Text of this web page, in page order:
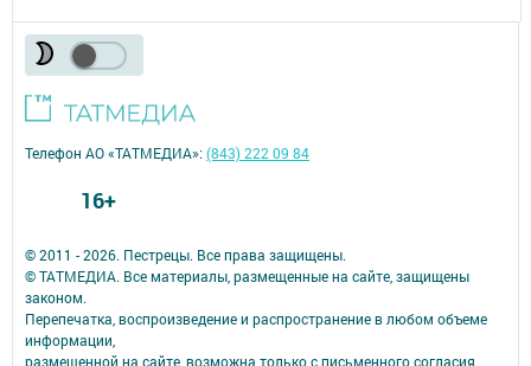
© 2011 - 2026. Пестрецы. Все права защищены.
© ТАТМЕДИА. Все материалы, размещенные на сайте, защищены
законом.
Перепечатка, воспроизведение и распространение в любом объеме
информации,
размещенной на сайте, возможна только с письменного согласия
Телефон АО «ТАТМЕДИА»:(843) 222 09 84
16+